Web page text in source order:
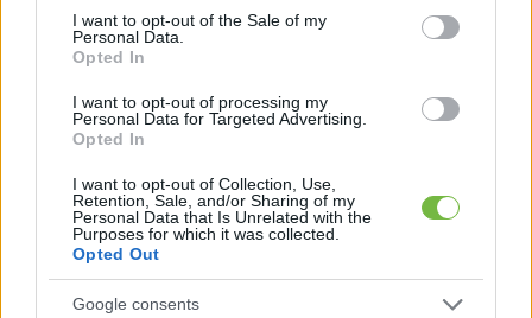
consent section.
I want to opt-out of the Sale of my
Personal Data.
Opted In
I want to opt-out of processing my
Personal Data for Targeted Advertising.
Opted In
I want to opt-out of Collection, Use,
Retention, Sale, and/or Sharing of my
Personal Data that Is Unrelated with the
Purposes for which it was collected.
Opted Out
Google consents